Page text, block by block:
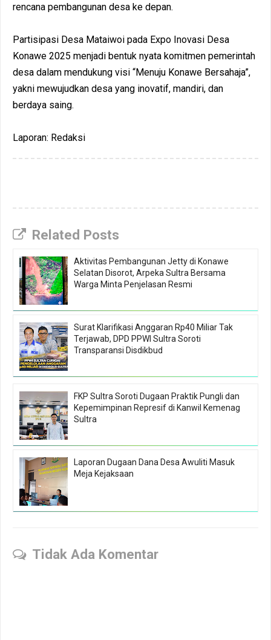
rencana pembangunan desa ke depan.
Partisipasi Desa Mataiwoi pada Expo Inovasi Desa
Konawe 2025 menjadi bentuk nyata komitmen pemerintah
desa dalam mendukung visi “Menuju Konawe Bersahaja”,
yakni mewujudkan desa yang inovatif, mandiri, dan
berdaya saing.
Laporan: Redaksi
Related Posts
Aktivitas Pembangunan Jetty di Konawe
Selatan Disorot, Arpeka Sultra Bersama
Warga Minta Penjelasan Resmi
Surat Klarifikasi Anggaran Rp40 Miliar Tak
Terjawab, DPD PPWI Sultra Soroti
Transparansi Disdikbud
FKP Sultra Soroti Dugaan Praktik Pungli dan
Kepemimpinan Represif di Kanwil Kemenag
Sultra
Laporan Dugaan Dana Desa Awuliti Masuk
Meja Kejaksaan
Tidak Ada Komentar